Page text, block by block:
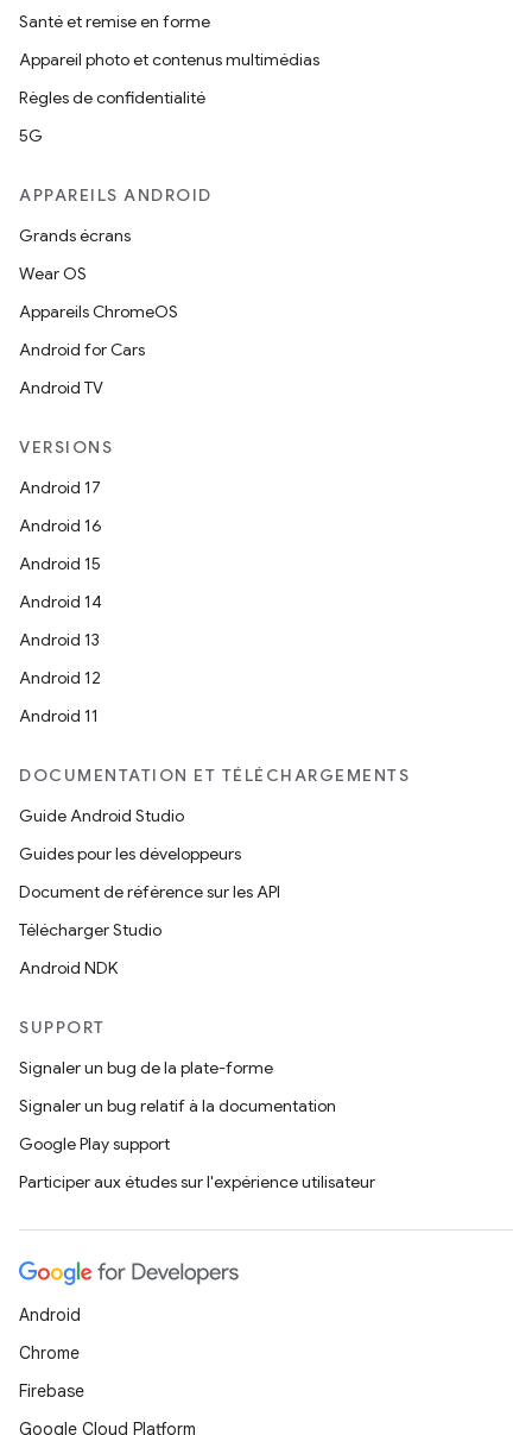
Santé et remise en forme
Appareil photo et contenus multimédias
Règles de confidentialité
5G
APPAREILS ANDROID
Grands écrans
Wear OS
Appareils ChromeOS
Android for Cars
Android TV
VERSIONS
Android 17
Android 16
Android 15
Android 14
Android 13
Android 12
Android 11
DOCUMENTATION ET TÉLÉCHARGEMENTS
Guide Android Studio
Guides pour les développeurs
Document de référence sur les API
Télécharger Studio
Android NDK
SUPPORT
Signaler un bug de la plate-forme
Signaler un bug relatif à la documentation
Google Play support
Participer aux études sur l'expérience utilisateur
Android
Chrome
Firebase
Google Cloud Platform